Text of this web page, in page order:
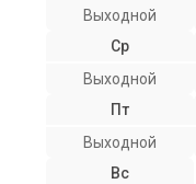
Выходной
Ср
Выходной
Пт
Выходной
Вс